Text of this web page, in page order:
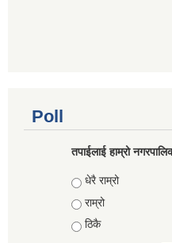
Poll
तपाईलाई हाम्रो
Choices
धेरै राम्रो
राम्रो
ठिकै